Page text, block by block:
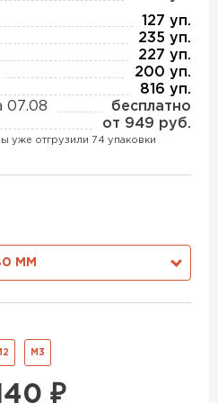
127 уп.
235 уп.
227 уп.
200 уп.
816 уп.
07.08
бесплатно
от 949 руб.
уже отгрузили 74 упаковки
ММ
М3
₽
Изотек
Ruspanel